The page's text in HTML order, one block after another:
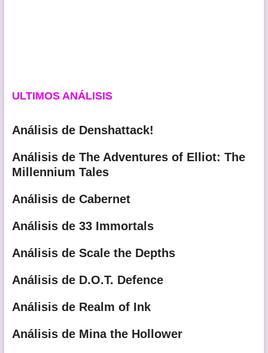
ULTIMOS ANÁLISIS
Análisis de Denshattack!
Análisis de The Adventures of Elliot: The
Millennium Tales
Análisis de Cabernet
Análisis de 33 Immortals
Análisis de Scale the Depths
Análisis de D.O.T. Defence
Análisis de Realm of Ink
Análisis de Mina the Hollower